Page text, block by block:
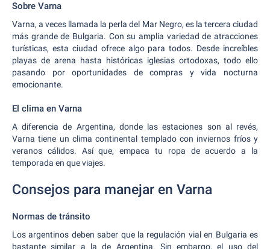
Sobre Varna
Varna, a veces llamada la perla del Mar Negro, es la tercera ciudad
más grande de Bulgaria. Con su amplia variedad de atracciones
turísticas, esta ciudad ofrece algo para todos. Desde increíbles
playas de arena hasta históricas iglesias ortodoxas, todo ello
pasando por oportunidades de compras y vida nocturna
emocionante.
El clima en Varna
A diferencia de Argentina, donde las estaciones son al revés,
Varna tiene un clima continental templado con inviernos fríos y
veranos cálidos. Así que, empaca tu ropa de acuerdo a la
temporada en que viajes.
Consejos para manejar en Varna
Normas de tránsito
Los argentinos deben saber que la regulación vial en Bulgaria es
bastante similar a la de Argentina. Sin embargo, el uso del